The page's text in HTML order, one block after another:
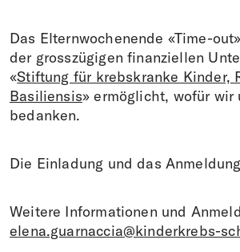
Das Elternwochenende «Time-
der grosszügigen finanziellen
«Stiftung für krebskranke Kinder,
Basiliensis» ermöglicht, wofür wir
bedanken.
Die Einladung und das
Weitere Informationen und
elena.guarnaccia@kinderkrebs-